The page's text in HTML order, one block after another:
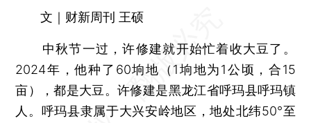
文｜财新周刊 王硕
中秋节一过，许修建就开始忙着收大豆了。
2024年，他种了60垧地（1垧地为1公顷，合15
亩），都是大豆。许修建是黑龙江省呼玛县呼玛镇
人。呼玛县隶属于大兴安岭地区，地处北纬50°至